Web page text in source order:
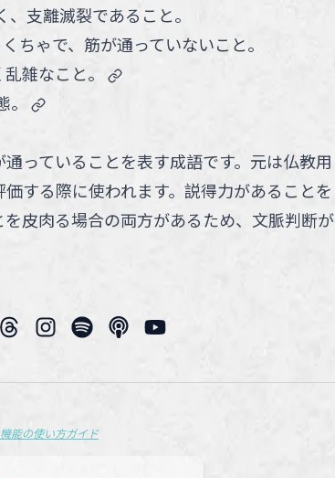
、支離滅裂であること。
ちゃで、筋が通っていないこと。
雑なこと。
link
link
っていることを表す成語です。元は仏教用
する際に使われます。説得力があることを
皮肉る場合の両方があるため、文脈判断が
機能の使い方ガイド